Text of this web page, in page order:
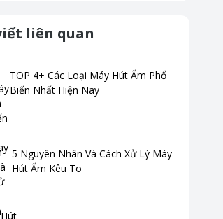
liên quan
TOP 4+ Các Loại Máy Hút Ẩm Phổ
Biến Nhất Hiện Nay
5 Nguyên Nhân Và Cách Xử Lý Máy
Hút Ẩm Kêu To